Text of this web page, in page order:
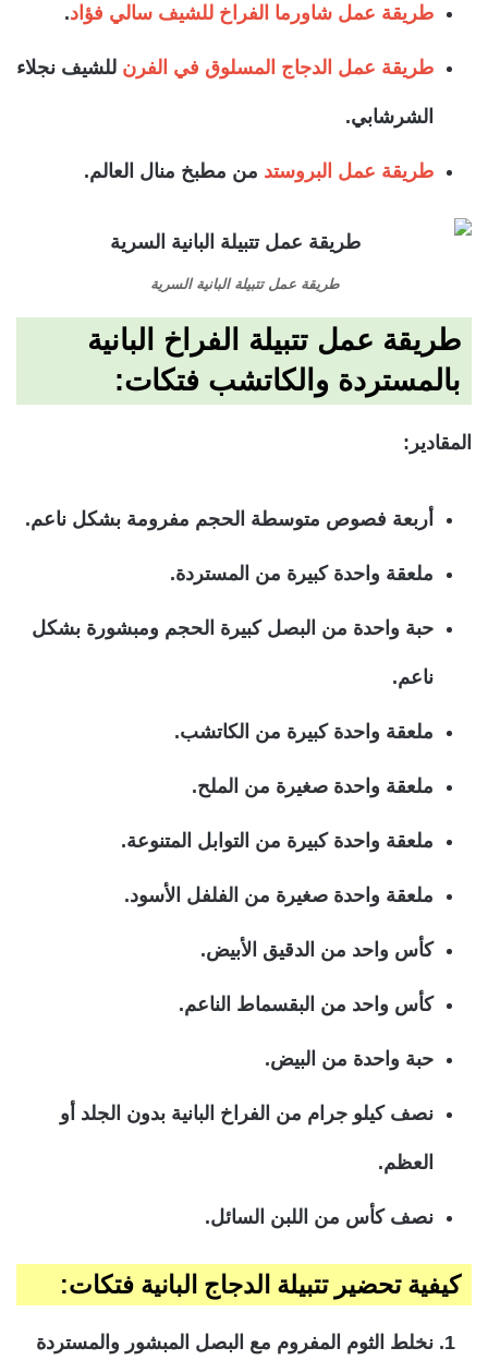
طريقة عمل شاورما الفراخ للشيف سالي فؤاد.
طريقة عمل الدجاج المسلوق في الفرن للشيف نجلاء
الشرشابي.
طريقة عمل البروستد من مطبخ منال العالم.
طريقة عمل تتبيلة البانية السرية
طريقة عمل تتبيلة الفراخ البانية
بالمستردة والكاتشب فتكات:
المقادير:
أربعة فصوص متوسطة الحجم مفرومة بشكل ناعم.
ملعقة واحدة كبيرة من المستردة.
حبة واحدة من البصل كبيرة الحجم ومبشورة بشكل
ناعم.
ملعقة واحدة كبيرة من الكاتشب.
ملعقة واحدة صغيرة من الملح.
ملعقة واحدة كبيرة من التوابل المتنوعة.
ملعقة واحدة صغيرة من الفلفل الأسود.
كأس واحد من الدقيق الأبيض.
كأس واحد من البقسماط الناعم.
حبة واحدة من البيض.
نصف كيلو جرام من الفراخ البانية بدون الجلد أو
العظم.
نصف كأس من اللبن السائل.
كيفية تحضير تتبيلة الدجاج البانية فتكات:
نخلط الثوم المفروم مع البصل المبشور والمستردة